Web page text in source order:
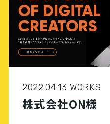
2022.04.13 WORKS
株式会社ON様